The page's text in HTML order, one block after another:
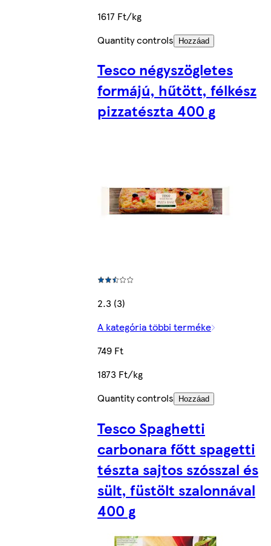
1617 Ft/kg
Quantity controls
Hozzáad
Tesco négyszögletes
formájú, hűtött, félkész
pizzatészta 400 g
2.3 (3)
A kategória többi terméke
749 Ft
1873 Ft/kg
Quantity controls
Hozzáad
Tesco Spaghetti
carbonara főtt spagetti
tészta sajtos szósszal és
sült, füstölt szalonnával
400 g